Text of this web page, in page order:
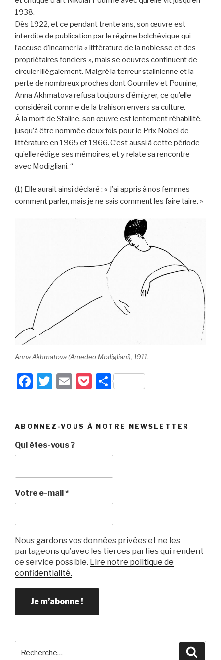
1938.
Dès 1922, et ce pendant trente ans, son œuvre est
interdite de publication par le régime bolchévique qui
l’accuse d’incarner la « littérature de la noblesse et des
propriétaires fonciers », mais se oeuvres continuent de
circuler illégalement. Malgré la terreur stalinienne et la
perte de nombreux proches dont Goumilev et Pounine,
Anna Akhmatova refusa toujours d’émigrer, ce qu’elle
considérait comme de la trahison envers sa culture.
Á la mort de Staline, son œuvre est lentement réhabilité,
jusqu’à être nommée deux fois pour le Prix Nobel de
littérature en 1965 et 1966. C’est aussi à cette période
qu’elle rédige ses mémoires, et y relate sa rencontre
avec Modigliani. “
(1) Elle aurait ainsi déclaré : « J’ai appris à nos femmes
comment parler, mais je ne sais comment les faire taire. »
Anna Akhmatova (Amedeo Modigliani), 1911.
F
e
b
o
o
k
T
er
E
P
k
P
g
ABONNEZ-VOUS À NOTRE NEWSLETTER
Qui êtes-vous ?
Votre e-mail*
Nous gardons vos données privées et ne les
partageons qu’avec les tierces parties qui rendent
ce service possible. Lire notre politique de
confidentialité.